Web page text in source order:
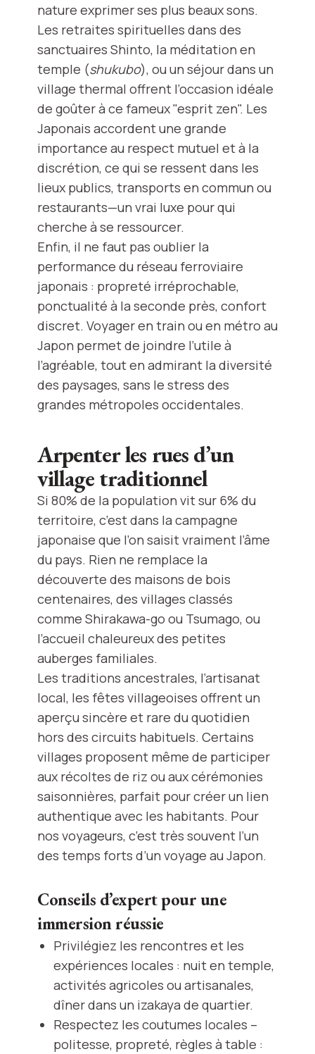
nature exprimer ses plus beaux sons.
Les retraites spirituelles dans des
sanctuaires Shinto, la méditation en
temple (shukubo), ou un séjour dans un
village thermal offrent l’occasion idéale
de goûter à ce fameux "esprit zen". Les
Japonais accordent une grande
importance au respect mutuel et à la
discrétion, ce qui se ressent dans les
lieux publics, transports en commun ou
restaurants—un vrai luxe pour qui
cherche à se ressourcer.
Enfin, il ne faut pas oublier la
performance du réseau ferroviaire
japonais : propreté irréprochable,
ponctualité à la seconde près, confort
discret. Voyager en train ou en métro au
Japon permet de joindre l’utile à
l’agréable, tout en admirant la diversité
des paysages, sans le stress des
grandes métropoles occidentales.
Arpenter les rues d’un
village traditionnel
Si 80% de la population vit sur 6% du
territoire, c’est dans la campagne
japonaise que l’on saisit vraiment l’âme
du pays. Rien ne remplace la
découverte des maisons de bois
centenaires, des villages classés
comme Shirakawa-go ou Tsumago, ou
l’accueil chaleureux des petites
auberges familiales.
Les traditions ancestrales, l’artisanat
local, les fêtes villageoises offrent un
aperçu sincère et rare du quotidien
hors des circuits habituels. Certains
villages proposent même de participer
aux récoltes de riz ou aux cérémonies
saisonnières, parfait pour créer un lien
authentique avec les habitants. Pour
nos voyageurs, c’est très souvent l’un
des temps forts d’un voyage au Japon.
Conseils d’expert pour une
immersion réussie
Privilégiez les rencontres et les
expériences locales : nuit en temple,
activités agricoles ou artisanales,
dîner dans un izakaya de quartier.
Respectez les coutumes locales –
politesse, propreté, règles à table :